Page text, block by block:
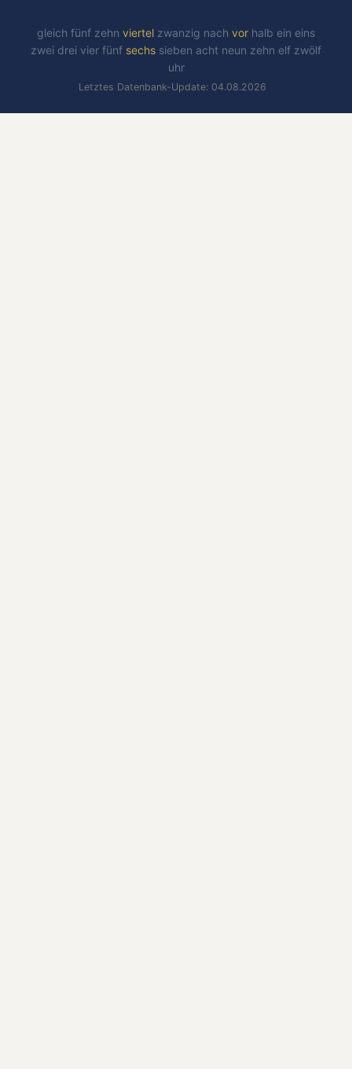
gleich fünf zehn viertel zwanzig nach vor halb ein eins
zwei drei vier fünf sechs sieben acht neun zehn elf zwölf
uhr
Letztes Datenbank-Update: 04.08.2026